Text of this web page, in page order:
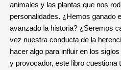
animales y las plantas que nos
personalidades. ¿Hemos ganado
avanzado la historia? ¿Seremos
vez nuestra conducta de la
hacer algo para influir en los
y provocador, este libro cuestiona